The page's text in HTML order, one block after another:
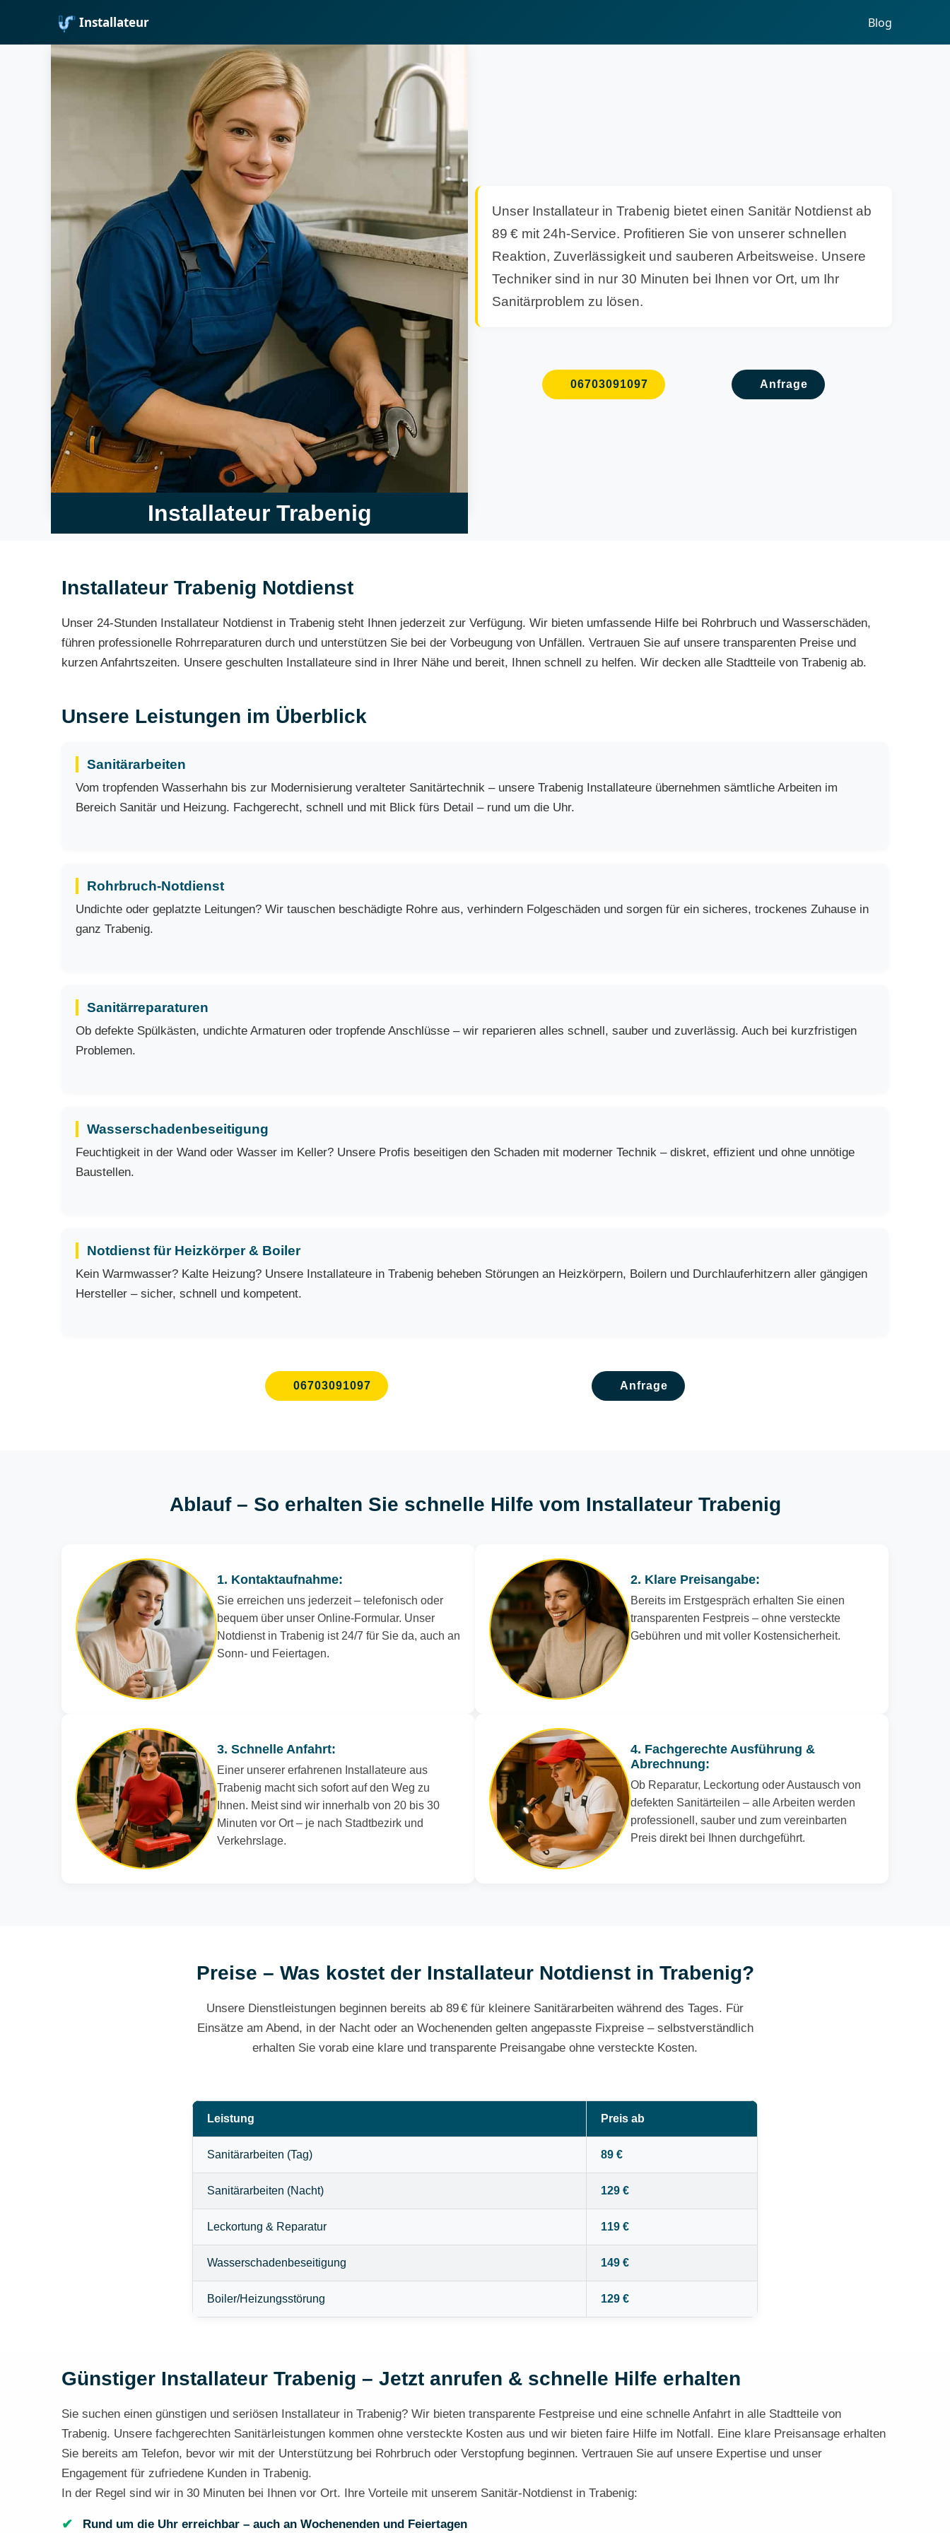
Installateur Blog
Installateur Trabenig
Unser Installateur in Trabenig bietet einen Sanitär Notdienst ab
89 € mit 24h-Service. Profitieren Sie von unserer schnellen
Reaktion, Zuverlässigkeit und sauberen Arbeitsweise. Unsere
Techniker sind in nur 30 Minuten bei Ihnen vor Ort, um Ihr
Sanitärproblem zu lösen.
06703091097 Anfrage
Installateur Trabenig Notdienst
Unser 24-Stunden Installateur Notdienst in Trabenig steht Ihnen jederzeit zur Verfügung. Wir bieten umfassende Hilfe bei Rohrbruch und Wasserschäden,
führen professionelle Rohrreparaturen durch und unterstützen Sie bei der Vorbeugung von Unfällen. Vertrauen Sie auf unsere transparenten Preise und
kurzen Anfahrtszeiten. Unsere geschulten Installateure sind in Ihrer Nähe und bereit, Ihnen schnell zu helfen. Wir decken alle Stadtteile von Trabenig ab.
Unsere Leistungen im Überblick
Sanitärarbeiten
Vom tropfenden Wasserhahn bis zur Modernisierung veralteter Sanitärtechnik – unsere Trabenig Installateure übernehmen sämtliche Arbeiten im
Bereich Sanitär und Heizung. Fachgerecht, schnell und mit Blick fürs Detail – rund um die Uhr.
Rohrbruch-Notdienst
Undichte oder geplatzte Leitungen? Wir tauschen beschädigte Rohre aus, verhindern Folgeschäden und sorgen für ein sicheres, trockenes Zuhause in
ganz Trabenig.
Sanitärreparaturen
Ob defekte Spülkästen, undichte Armaturen oder tropfende Anschlüsse – wir reparieren alles schnell, sauber und zuverlässig. Auch bei kurzfristigen
Problemen.
Wasserschadenbeseitigung
Feuchtigkeit in der Wand oder Wasser im Keller? Unsere Profis beseitigen den Schaden mit moderner Technik – diskret, effizient und ohne unnötige
Baustellen.
Notdienst für Heizkörper & Boiler
Kein Warmwasser? Kalte Heizung? Unsere Installateure in Trabenig beheben Störungen an Heizkörpern, Boilern und Durchlauferhitzern aller gängigen
Hersteller – sicher, schnell und kompetent.
06703091097 Anfrage
Ablauf – So erhalten Sie schnelle Hilfe vom Installateur Trabenig
1. Kontaktaufnahme:
Sie erreichen uns jederzeit – telefonisch oder
bequem über unser Online-Formular. Unser
Notdienst in Trabenig ist 24/7 für Sie da, auch an
Sonn- und Feiertagen.
2. Klare Preisangabe:
Bereits im Erstgespräch erhalten Sie einen
transparenten Festpreis – ohne versteckte
Gebühren und mit voller Kostensicherheit.
3. Schnelle Anfahrt:
Einer unserer erfahrenen Installateure aus
Trabenig macht sich sofort auf den Weg zu
Ihnen. Meist sind wir innerhalb von 20 bis 30
Minuten vor Ort – je nach Stadtbezirk und
Verkehrslage.
4. Fachgerechte Ausführung &
Abrechnung:
Ob Reparatur, Leckortung oder Austausch von
defekten Sanitärteilen – alle Arbeiten werden
professionell, sauber und zum vereinbarten
Preis direkt bei Ihnen durchgeführt.
Preise – Was kostet der Installateur Notdienst in Trabenig?
Unsere Dienstleistungen beginnen bereits ab 89 € für kleinere Sanitärarbeiten während des Tages. Für
Einsätze am Abend, in der Nacht oder an Wochenenden gelten angepasste Fixpreise – selbstverständlich
erhalten Sie vorab eine klare und transparente Preisangabe ohne versteckte Kosten.
Leistung Preis ab
Sanitärarbeiten (Tag) 89 €
Sanitärarbeiten (Nacht) 129 €
Leckortung & Reparatur 119 €
Wasserschadenbeseitigung 149 €
Boiler/Heizungsstörung 129 €
Günstiger Installateur Trabenig – Jetzt anrufen & schnelle Hilfe erhalten
Sie suchen einen günstigen und seriösen Installateur in Trabenig? Wir bieten transparente Festpreise und eine schnelle Anfahrt in alle Stadtteile von
Trabenig. Unsere fachgerechten Sanitärleistungen kommen ohne versteckte Kosten aus und wir bieten faire Hilfe im Notfall. Eine klare Preisansage erhalten
Sie bereits am Telefon, bevor wir mit der Unterstützung bei Rohrbruch oder Verstopfung beginnen. Vertrauen Sie auf unsere Expertise und unser
Engagement für zufriedene Kunden in Trabenig.
In der Regel sind wir in 30 Minuten bei Ihnen vor Ort. Ihre Vorteile mit unserem Sanitär-Notdienst in Trabenig:
Rund um die Uhr erreichbar – auch an Wochenenden und Feiertagen